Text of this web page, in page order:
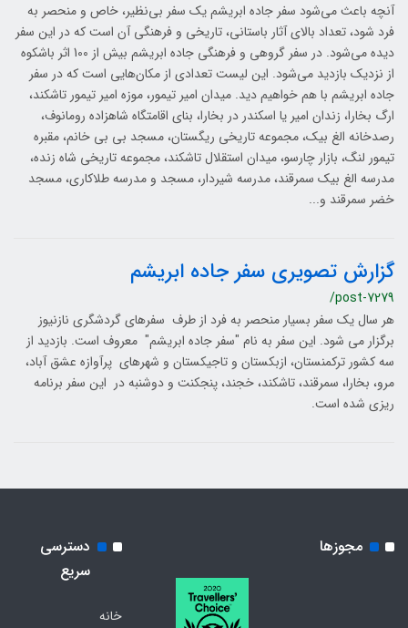
آنچه باعث می‌شود سفر جاده ابریشم یک سفر بی‌نظیر، خاص و منحصر به
فرد شود، تعداد بالای آثار باستانی، تاریخی و فرهنگی آن است که در این سفر
دیده می‌شود. در سفر گروهی و فرهنگی جاده ابریشم بیش از 100 اثر باشکوه
از نزدیک بازدید می‌شود. این لیست تعدادی از مکان‌هایی است که در سفر
جاده ابریشم با هم خواهیم دید. میدان امیر تیمور، موزه امیر تیمور تاشکند،
ارگ بخارا، زندان امیر یا اسکندر در بخارا، بنای اقامتگاه شاهزاده رومانوف،
رصدخانه الغ بیک، مجموعه تاریخی ریگستان، مسجد بی بی خانم، مقبره
تیمور لنگ، بازار چارسو، میدان استقلال تاشکند، مجموعه تاریخی شاه زنده،
مدرسه الغ بیک سمرقند، مدرسه شیردار، مسجد و مدرسه طلاکاری، مسجد
خضر سمرقند و...
گزارش تصویری سفر جاده ابریشم
/post-7279
هر سال یک سفر بسیار منحصر به فرد از طرف سفرهای گردشگری نازنیوز
برگزار می شود. این سفر به نام "سفر جاده ابریشم" معروف است. بازدید از
سه کشور ترکمنستان، ازبکستان و تاجیکستان و شهرهای پرآوازه عشق آباد،
مرو، بخارا، سمرقند، تاشکند، خجند، پنجکنت و دوشنبه در این سفر برنامه
ریزی شده است.
مجوزها
دسترسی
سریع
خانه